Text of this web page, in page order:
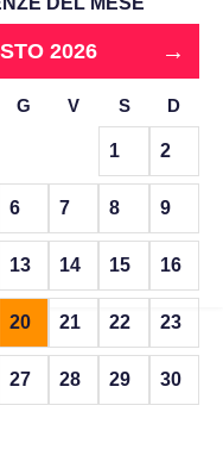
2026 →
G V S D
1 2
6 7 8 9
13 14 15 16
20 21 22 23
27 28 29 30